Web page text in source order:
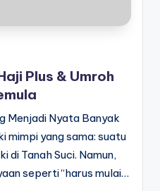
Plus & Umroh
Menjadi Nyata Banyak
mimpi yang sama: suatu
di Tanah Suci. Namun,
seperti “harus mulai…